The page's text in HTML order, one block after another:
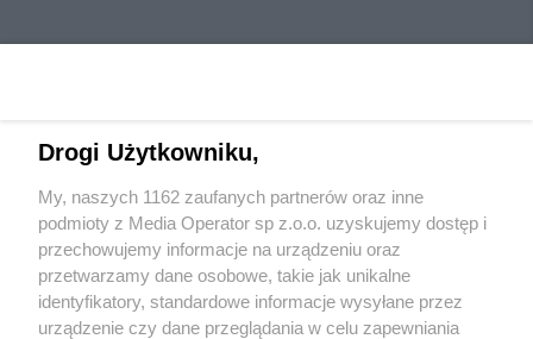
Wydawca mediówlokalnych
Drogi Użytkowniku,
My, naszych 1162 zaufanych partnerów oraz inne
podmioty z Media Operator sp z.o.o. uzyskujemy dostęp i
przechowujemy informacje na urządzeniu oraz
przetwarzamy dane osobowe, takie jak unikalne
identyfikatory, standardowe informacje wysyłane przez
urządzenie czy dane przeglądania w celu zapewniania